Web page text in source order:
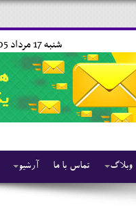
شنبه 17 مرداد 1405-19:27-
آرشیو تماس با ما وبلاگ